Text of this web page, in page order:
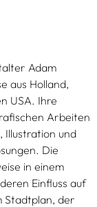
Adam
aus Holland,
USA. Ihre
Arbeiten
Illustration und
Die
in einem
Einfluss auf
Stadtplan, der